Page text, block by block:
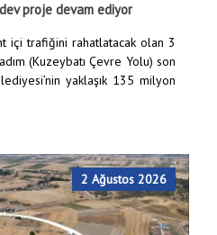
proje devam ediyor
içi trafiğini rahatlatacak olan 3
(Kuzeybatı Çevre Yolu) son
yaklaşık 135 milyon
2 Ağustos 2026